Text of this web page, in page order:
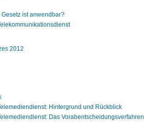
ist anwendbar?
2012
Hintergrund und Rückblick
Das Vorabentscheidungsverfahren